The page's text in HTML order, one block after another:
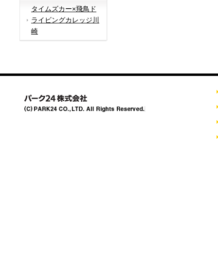
タイムズカー×飛鳥ド
ライビングカレッジ川
崎